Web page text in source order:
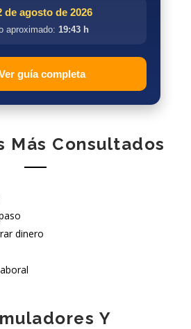
de agosto de 2026
aproximado: 19:43 h
guía completa
Más Consultados
dinero
Y